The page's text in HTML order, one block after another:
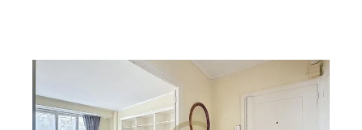
102 m
Ref : 2438